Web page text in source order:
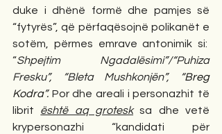
duke i dhënë formë dhe pamjes së
“fytyrës”, që përfaqësojnë polikanët e
sotëm, përmes emrave antonimik si:
“Shpejtim Ngadalësimi”/“Puhiza
Fresku”, “Bleta Mushkonjën”, “Breg
Kodra”. Por dhe areali i personazhit të
librit është aq grotesk sa dhe vetë
krypersonazhi “kandidati për